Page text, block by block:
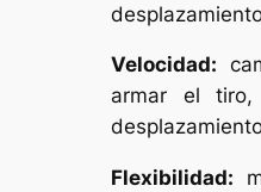
Velocidad:
armar el tiro,
Flexibilidad: